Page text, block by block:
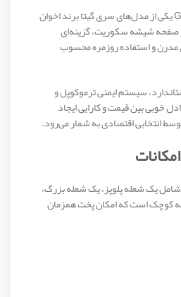
گاز رومیزی اخوان کد Gi134 یکی از مدل‌های سری گیتا برند اخوان
4 شعله و صفحه شیشه سکوریت، گزینه‌ای
و استفاده روزمره محسوب
سیستم ایمنی ترموکوپل و
خوبی بین قیمت و کارایی ایجاد
انتخابی اقتصادی به شمار می‌رود.
دارای 4 شعله شامل یک شعله پلوپز، یک شعله بزرگ،
کوچک است که امکان پخت همزمان